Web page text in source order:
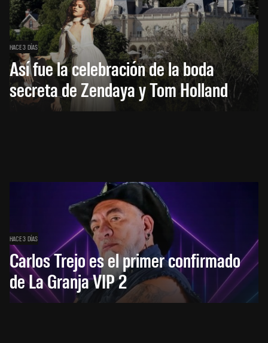
HACE 3 DÍAS
Así fue la celebración de la boda
secreta de Zendaya y Tom Holland
HACE 3 DÍAS
Carlos Trejo es el primer confirmado
de La Granja VIP 2